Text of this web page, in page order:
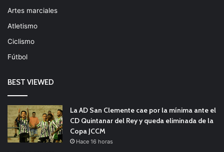
Artes marciales
Atletismo
Ciclismo
Fútbol
BEST VIEWED
La AD San Clemente cae por la mínima ante el
CD Quintanar del Rey y queda eliminada de la
Copa JCCM
Hace 16 horas